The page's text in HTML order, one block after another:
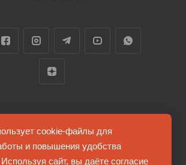
2026 © FUTUMAG.RU
cookie-файлы для
и повышения удобства
сайт, вы даёте согласие